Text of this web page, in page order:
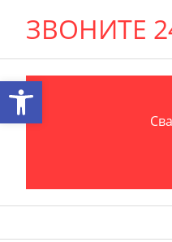
ЗВОНИТЕ
Открыть панель инструментов